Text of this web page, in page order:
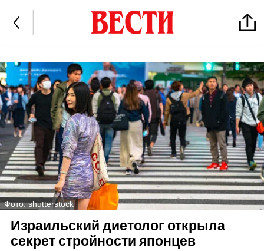
Фото: shutterstock
Израильский диетолог открыла
секрет стройности японцев